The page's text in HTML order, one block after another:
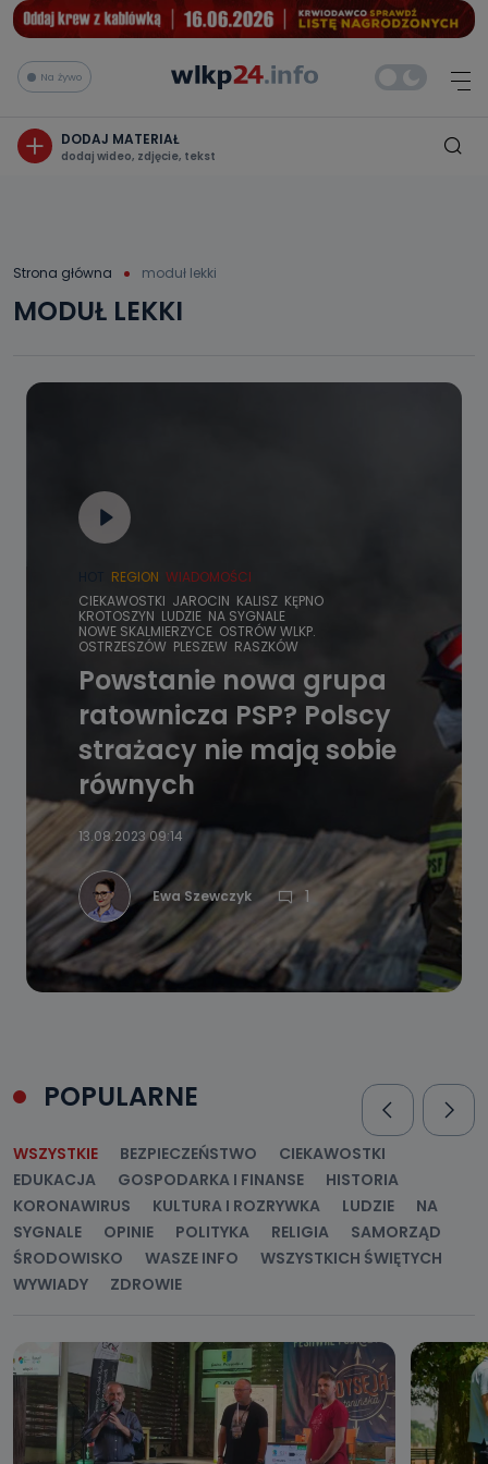
Na żywo
DODAJ MATERIAŁ
dodaj wideo, zdjęcie, tekst
Strona główna moduł lekki
MODUŁ LEKKI
REGION WIADOMOŚCI
CIEKAWOSTKI JAROCIN KALISZ KĘPNO
KROTOSZYN LUDZIE NA SYGNALE
NOWE SKALMIERZYCE OSTRÓW WLKP.
OSTRZESZÓW PLESZEW RASZKÓW
Powstanie nowa grupa
ratownicza PSP? Polscy
strażacy nie mają sobie
równych
13.08.2023 09:14
Ewa Szewczyk 1
POPULARNE
WSZYSTKIE BEZPIECZEŃSTWO
CIEKAWOSTKI
EDUKACJA
GOSPODARKA I FINANSE
HISTORIA
KORONAWIRUS
KULTURA I ROZRYWKA LUDZIE
NA
SYGNALE
OPINIE POLITYKA RELIGIA
SAMORZĄD
ŚRODOWISKO
WASZE INFO
WSZYSTKICH ŚWIĘTYCH
WYWIADY
ZDROWIE